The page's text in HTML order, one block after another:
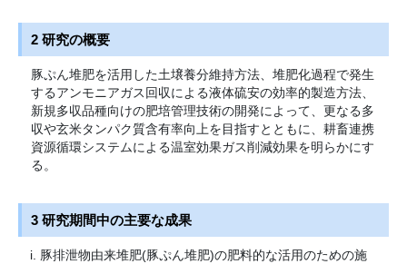
2 研究の概要
豚ぷん堆肥を活用した土壌養分維持方法、堆肥化過程で発生
するアンモニアガス回収による液体硫安の効率的製造方法、
新規多収品種向けの肥培管理技術の開発によって、更なる多
収や玄米タンパク質含有率向上を目指すとともに、耕畜連携
資源循環システムによる温室効果ガス削減効果を明らかにす
る。
3 研究期間中の主要な成果
豚排泄物由来堆肥(豚ぷん堆肥)の肥料的な活用のための施